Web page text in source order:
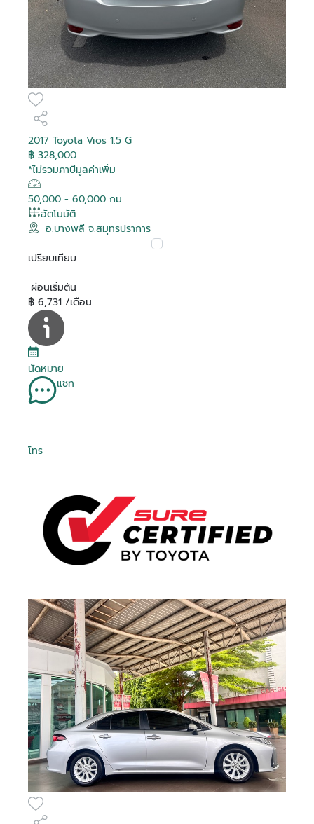
2017 Toyota Vios 1.5 G
฿ 328,000
*ไม่รวมภาษีมูลค่าเพิ่ม
50,000 - 60,000 กม.
อัตโนมัติ
อ.บางพลี จ.สมุทรปราการ
เปรียบเทียบ
ผ่อนเริ่มต้น
฿ 6,731 /เดือน
นัดหมาย
แชท
โทร